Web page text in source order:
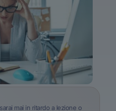
mai in ritardo a lezione o